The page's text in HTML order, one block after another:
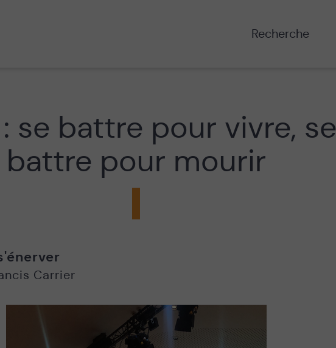
Rechercher
se battre pour vivre, se
battre pour mourir
Carrier